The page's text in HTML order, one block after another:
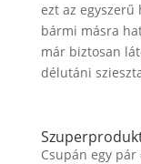
ezt az
bármi másra
már biztosan
délutáni
Csupán egy